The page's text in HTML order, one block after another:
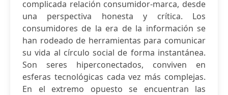
complicada relación consumidor-marca, desde
una perspectiva honesta y crítica. Los
consumidores de la era de la información se
han rodeado de herramientas para comunicar
su vida al círculo social de forma instantánea.
Son seres hiperconectados, conviven en
esferas tecnológicas cada vez más complejas.
En el extremo opuesto se encuentran las